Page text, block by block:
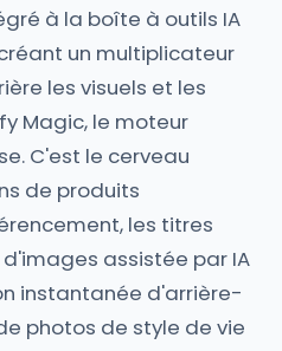
à la boîte à outils IA
un multiplicateur
les visuels et les
Magic, le moteur
C'est le cerveau
de produits
les titres
assistée par IA
instantanée d'arrière-
photos de style de vie